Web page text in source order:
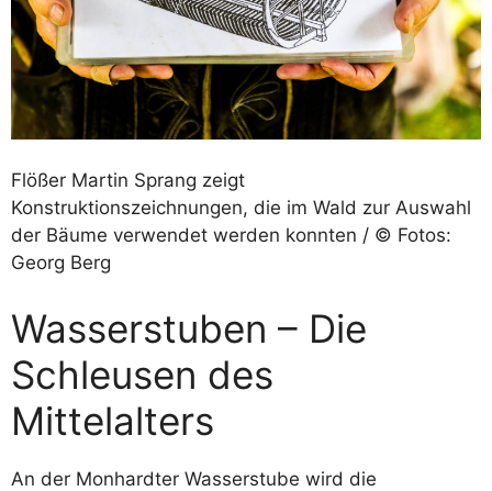
Flößer Martin Sprang zeigt
Konstruktionszeichnungen, die im Wald zur Auswahl
der Bäume verwendet werden konnten / © Fotos:
Georg Berg
Wasserstuben – Die
Schleusen des
Mittelalters
An der Monhardter Wasserstube wird die